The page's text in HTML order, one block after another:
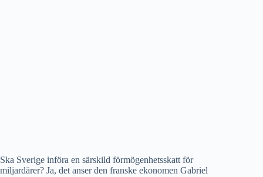
Ska Sverige införa en särskild förmögenhetsskatt för
miljardärer? Ja, det anser den franske ekonomen Gabriel